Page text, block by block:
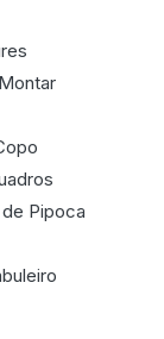
Pipoca